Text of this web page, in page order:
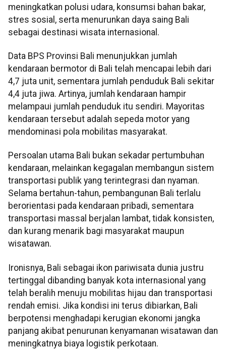
meningkatkan polusi udara, konsumsi bahan bakar,
stres sosial, serta menurunkan daya saing Bali
sebagai destinasi wisata internasional.
Data BPS Provinsi Bali menunjukkan jumlah
kendaraan bermotor di Bali telah mencapai lebih dari
4,7 juta unit, sementara jumlah penduduk Bali sekitar
4,4 juta jiwa. Artinya, jumlah kendaraan hampir
melampaui jumlah penduduk itu sendiri. Mayoritas
kendaraan tersebut adalah sepeda motor yang
mendominasi pola mobilitas masyarakat.
Persoalan utama Bali bukan sekadar pertumbuhan
kendaraan, melainkan kegagalan membangun sistem
transportasi publik yang terintegrasi dan nyaman.
Selama bertahun-tahun, pembangunan Bali terlalu
berorientasi pada kendaraan pribadi, sementara
transportasi massal berjalan lambat, tidak konsisten,
dan kurang menarik bagi masyarakat maupun
wisatawan.
Ironisnya, Bali sebagai ikon pariwisata dunia justru
tertinggal dibanding banyak kota internasional yang
telah beralih menuju mobilitas hijau dan transportasi
rendah emisi. Jika kondisi ini terus dibiarkan, Bali
berpotensi menghadapi kerugian ekonomi jangka
panjang akibat penurunan kenyamanan wisatawan dan
meningkatnya biaya logistik perkotaan.